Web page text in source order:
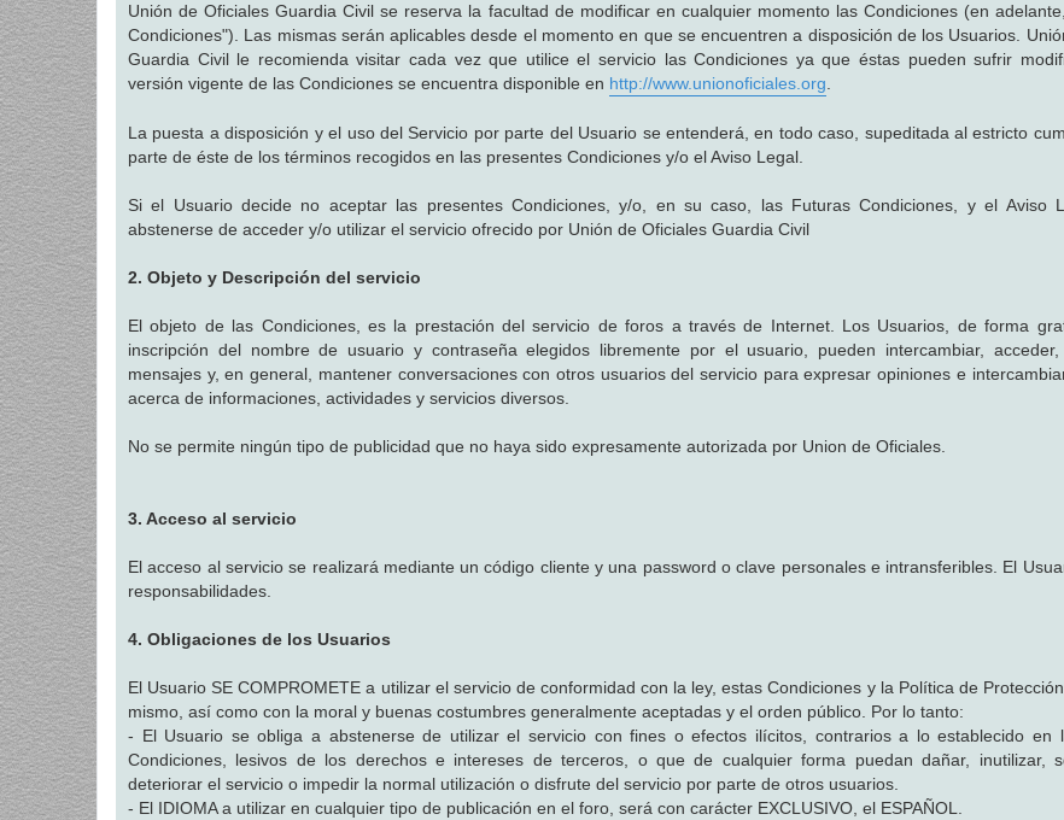
Unión de Oficiales Guardia Civil se reserva la facultad de modificar en cualquier momento las Condiciones (en
Condiciones"). Las mismas serán aplicables desde el momento en que se encuentren a disposición de los Usuarios.
Guardia Civil le recomienda visitar cada vez que utilice el servicio las Condiciones ya que éstas pueden sufrir
versión vigente de las Condiciones se encuentra disponible en http://www.unionoficiales.org.
La puesta a disposición y el uso del Servicio por parte del Usuario se entenderá, en todo caso, supeditada al estricto
parte de éste de los términos recogidos en las presentes Condiciones y/o el Aviso Legal.
Si el Usuario decide no aceptar las presentes Condiciones, y/o, en su caso, las Futuras Condiciones, y el Aviso
abstenerse de acceder y/o utilizar el servicio ofrecido por Unión de Oficiales Guardia Civil
2. Objeto y Descripción del servicio
El objeto de las Condiciones, es la prestación del servicio de foros a través de Internet. Los Usuarios, de forma
inscripción del nombre de usuario y contraseña elegidos libremente por el usuario, pueden intercambiar,
mensajes y, en general, mantener conversaciones con otros usuarios del servicio para expresar opiniones e
acerca de informaciones, actividades y servicios diversos.
No se permite ningún tipo de publicidad que no haya sido expresamente autorizada por Union de Oficiales.
3. Acceso al servicio
El acceso al servicio se realizará mediante un código cliente y una password o clave personales e intransferibles. El
responsabilidades.
4. Obligaciones de los Usuarios
El Usuario SE COMPROMETE a utilizar el servicio de conformidad con la ley, estas Condiciones y la Política de
mismo, así como con la moral y buenas costumbres generalmente aceptadas y el orden público. Por lo tanto:
- El Usuario se obliga a abstenerse de utilizar el servicio con fines o efectos ilícitos, contrarios a lo establecido en
Condiciones, lesivos de los derechos e intereses de terceros, o que de cualquier forma puedan dañar, inutilizar,
deteriorar el servicio o impedir la normal utilización o disfrute del servicio por parte de otros usuarios.
- El IDIOMA a utilizar en cualquier tipo de publicación en el foro, será con carácter EXCLUSIVO, el ESPAÑOL.